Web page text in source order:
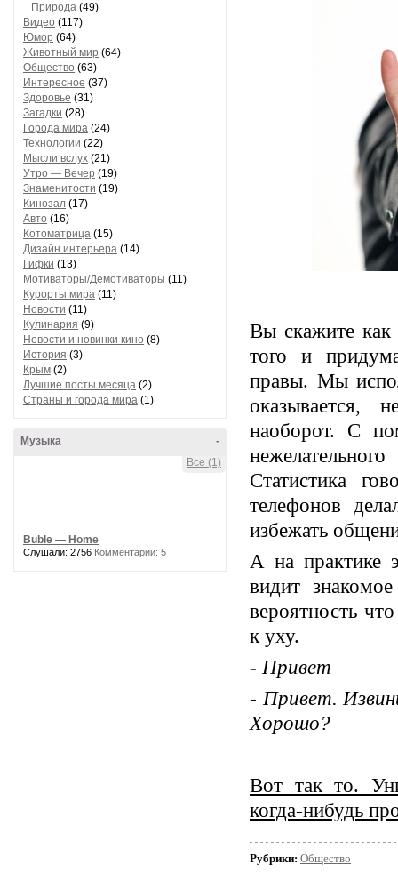
Природа (49)
Видео (117)
Юмор (64)
Животный мир (64)
Общество (63)
Интересное (37)
Здоровье (31)
Загадки (28)
Города мира (24)
Технологии (22)
Мысли вслух (21)
Утро — Вечер (19)
Знаменитости (19)
Кинозал (17)
Авто (16)
Котоматрица (15)
Дизайн интерьера (14)
Гифки (13)
Мотиваторы/Демотиваторы (11)
Курорты мира (11)
Новости (11)
Кулинария (9)
Новости и новинки кино (8)
История (3)
Крым (2)
Лучшие посты месяца (2)
Страны и города мира (1)
-
Музыка
Все (1)
Buble — Home
Слушали: 2756 Комментарии: 5
Вы скажите как
того и
правы. Мы
оказывается,
наоборот. С
Статистика
телефонов
избежать
А на практике
видит
вероятность
к уху.
- Привет
- Привет.
Хорошо?
Вот так то.
когда-нибудь
Рубрики: Общество